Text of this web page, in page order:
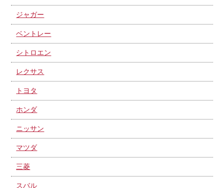
ジャガー
ベントレー
シトロエン
レクサス
トヨタ
ホンダ
ニッサン
マツダ
三菱
スバル